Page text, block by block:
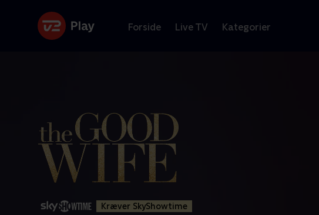
Forside Live TV Kategorier
Kræver SkyShowtime